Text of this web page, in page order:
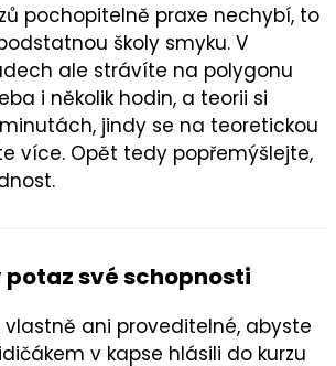
pochopitelně praxe nechybí, to
školy smyku. V
ale strávíte na polygonu
i několik hodin, a teorii si
jindy se na teoretickou
více. Opět tedy popřemýšlejte,
potaz své schopnosti
vlastně ani proveditelné, abyste
v kapse hlásili do kurzu